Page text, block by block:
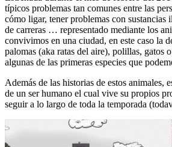
típicos problemas tan comunes entre las
cómo ligar, tener problemas con sustancias
de carreras … representado mediante los
convivimos en una ciudad, en este caso la
palomas (aka ratas del aire), polillas, gatos
algunas de las primeras especies que
Además de las historias de estos animales,
de un ser humano el cual vive su propios
seguir a lo largo de toda la temporada